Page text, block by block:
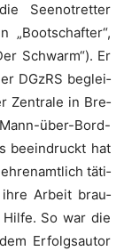
See­not­ret­ter
„Boot­schaf­ter“,
Schwarm“). Er
DGzRS beglei­
Zen­tra­le in Bre­
über-Bord-
beein­druckt hat
täti­
ihre Arbeit brau­
So war die
Erfolgs­au­tor